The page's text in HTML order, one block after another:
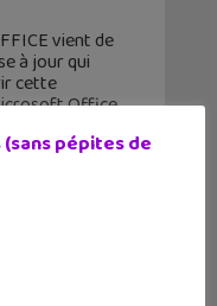
vient de
à jour qui
cette
Office.
pépites de